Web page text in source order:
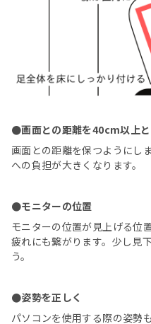
●画面との距離を40cm以上
画面との距離を保つようにし
への負担が大きくなります。
●モニターの位置
モニターの位置が見上げる位
疲れにも繋がります。少し見
う。
●姿勢を正しく
パソコンを使用する際の姿勢